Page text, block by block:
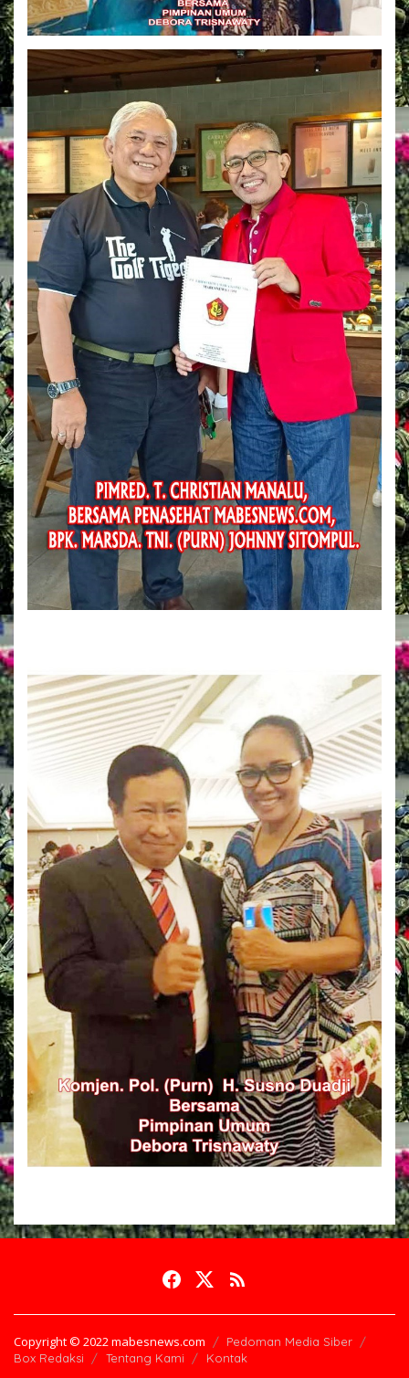
Copyright © 2022 mabesnews.com
Pedoman Media Siber
Box Redaksi
Tentang Kami Kontak